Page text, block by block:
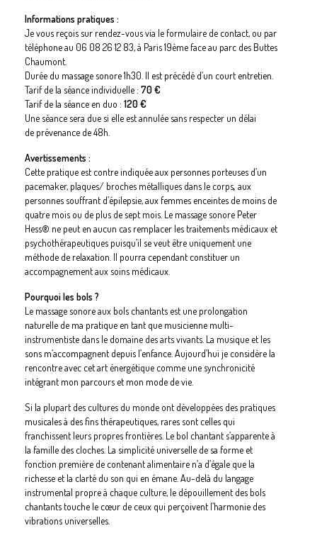
Informations pratiques :
Je vous reçois sur rendez-vous via le formulaire de contact, ou par
téléphone au 06 08 26 12 83, à Paris 19èmeface au parc des Buttes
Chaumont.
Durée du massage sonore 1h30. Il est précédé d’un court entretien.
Tarif de la séance individuelle : 70 €
Tarif de la séance en duo : 120 €
Une séance sera due si elle est annulée sans respecter un délai
de prévenance de 48h.
Avertissements :
Cette pratique est contre indiquée aux personnes porteuses d’un
pacemaker, plaques/ broches métalliques dans le corps, aux
personnes souffrant d’épilepsie, aux femmes enceintes de moins de
quatre mois ou de plus de sept mois. Le massage sonore Peter
Hess® ne peut en aucun cas remplacer les traitements médicaux et
psychothérapeutiques puisqu’il se veut être uniquement une
méthode de relaxation. Il pourra cependant constituer un
accompagnement aux soins médicaux.
Pourquoi les bols ?
Le massage sonore aux bols chantants est une prolongation
naturelle de ma pratique en tant que musicienne multi-
instrumentiste dans le domaine des arts vivants. La musique et les
sons m’accompagnent depuis l’enfance. Aujourd’hui je considère la
rencontre avec cet art énergétique comme une synchronicité
intégrant mon parcours et mon mode de vie.
Si la plupart des cultures du monde ont développées des pratiques
musicales à des fins thérapeutiques, rares sont celles qui
franchissent leurs propres frontières. Le bol chantant s’apparente à
la famille des cloches. La simplicité universelle de sa forme et
fonction première de contenant alimentaire n’a d’égale que la
richesse et la clarté du son qui en émane. Au-delà du langage
instrumental propre à chaque culture, le dépouillement des bols
chantants touche le cœur de ceux qui perçoivent l’harmonie des
vibrations universelles.